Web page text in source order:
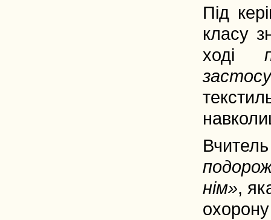
Під
класу
ході
нім»,